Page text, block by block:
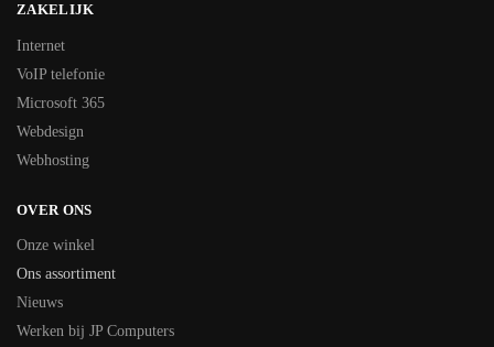
ZAKELIJK
Internet
VoIP telefonie
Microsoft 365
Webdesign
Webhosting
OVER ONS
Onze winkel
Ons assortiment
Nieuws
Werken bij JP Computers